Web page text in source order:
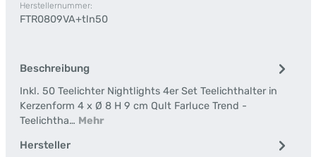
Herstellernummer:
FTR0809VA+tln50
Beschreibung
Inkl. 50 Teelichter Nightlights 4er Set Teelichthalter in
Kerzenform 4 x Ø 8 H 9 cm Qult Farluce Trend -
Teelichtha… Mehr
Hersteller